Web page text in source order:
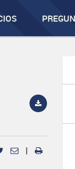
|